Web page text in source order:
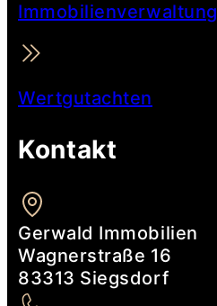
Immobilienverwaltung
Wertgutachten
Kontakt
Gerwald Immobilien
Wagnerstraße 16
83313 Siegsdorf